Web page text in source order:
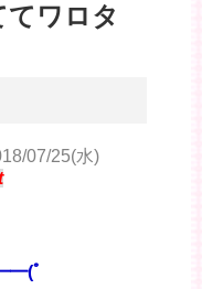
ワロタ
07/25(水)
ﾟ